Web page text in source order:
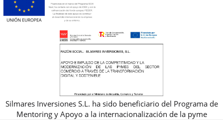
Silmares Inversiones S.L. ha sido beneficiario del Programa de
Mentoring y Apoyo a la internacionalización de la pyme